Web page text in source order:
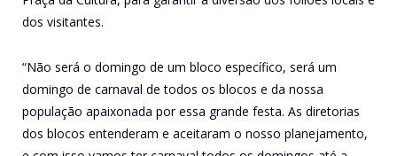
dos visitantes.
“Não será o domingo de um bloco específico, será um
domingo de carnaval de todos os blocos e da nossa
população apaixonada por essa grande festa. As diretorias
dos blocos entenderam e aceitaram o nosso planejamento,